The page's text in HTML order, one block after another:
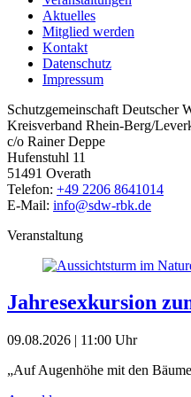
Aktuelles
Mitglied werden
Kontakt
Datenschutz
Impressum
Schutzgemeinschaft Deutscher
Kreisverband Rhein-Berg/
c/o Rainer Deppe
Hufenstuhl 11
51491 Overath
Telefon: +49 2206 8641014
E-Mail: info@sdw-rbk.de
Veranstaltung
Jahresexkursion
09.08.2026 | 11:00 Uhr
„Auf Augenhöhe mit den